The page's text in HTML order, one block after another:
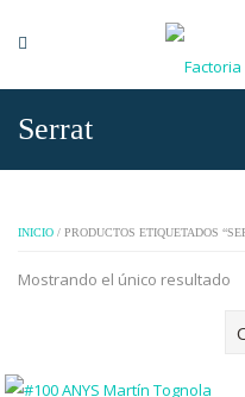
Serrat
INICIO / PRODUCTOS ETIQUETADOS
Mostrando el único resultado